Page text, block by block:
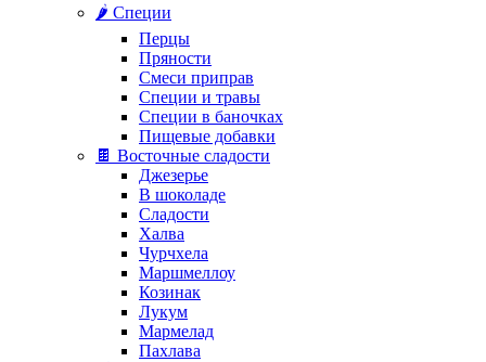
🌶️ Специи
Перцы
Пряности
Смеси приправ
Специи и травы
Специи в баночках
Пищевые добавки
🍫 Восточные сладости
Джезерье
В шоколаде
Сладости
Халва
Чурчхела
Маршмеллоу
Козинак
Лукум
Мармелад
Пахлава